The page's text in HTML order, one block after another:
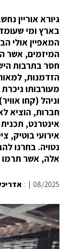
גיורא אוריין
בארץ ומי
המאפיין אולי
המיזמים, אשר
חסר בתרבות
הזדמנות,
מעורבותו
וניהל (קחו
חברות, הוציא
אינטרנט,
אירועי בוטיק,
אלה, אשר תרמו
08/2025
|
: